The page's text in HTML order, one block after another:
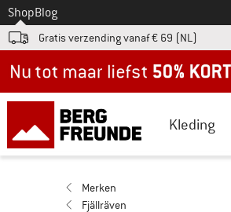
Naar
ShopBlog
Gratis verzending vanaf € 69 (NL)
Kleding
Merken
Fjällräven